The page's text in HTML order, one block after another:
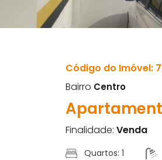
Código do Imóvel:
Bairro Centro
Finalidade: Venda
Quartos: 1